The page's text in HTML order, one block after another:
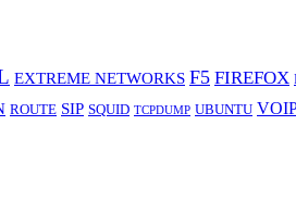
EXTREME NETWORKS F5 FIREFOX
ROUTE SIP SQUID TCPDUMP UBUNTU